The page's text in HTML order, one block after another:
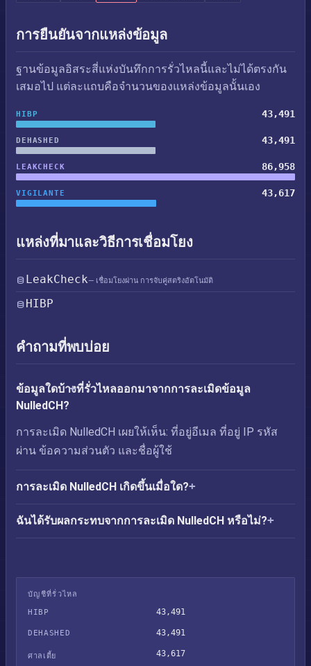
การยืนยันจากแหล่งข้อมูล
ฐานข้อมูลอิสระสี่แห่งบันทึกการรั่วไหลนี้และไม่ได้ตรงกัน
เสมอไป แต่ละแถบคือจำนวนของแหล่งข้อมูลนั้นเอง
HIBP 43,491
DEHASHED 43,491
LEAKCHECK 86,958
VIGILANTE 43,617
แหล่งที่มาและวิธีการเชื่อมโยง
LeakCheck— เชื่อมโยงผ่าน การจับคู่สตริงอัตโนมัติ
HIBP
คำถามที่พบบ่อย
ข้อมูลใดบ้างที่รั่วไหลออกมาจากการละเมิดข้อมูล
NulledCH?
การละเมิด NulledCH เผยให้เห็น: ที่อยู่อีเมล ที่อยู่ IP รหัส
ผ่าน ข้อความส่วนตัว และชื่อผู้ใช้
การละเมิด NulledCH เกิดขึ้นเมื่อใด?
ฉันได้รับผลกระทบจากการละเมิด NulledCH หรือไม่?
บัญชีที่รั่วไหล
HIBP
43,491
DEHASHED 43,491
ศาลเตี้ย 43,617